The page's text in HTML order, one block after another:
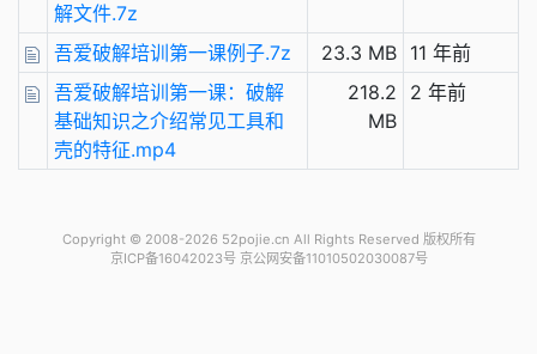
解文件.7z
吾爱破解培训第一课例子.7z 23.3 MB 11 年前
吾爱破解培训第一课：破解
基础知识之介绍常见工具和
壳的特征.mp4
218.2
MB
2 年前
Copyright © 2008-2026 52pojie.cn All Rights Reserved 版权所有
京ICP备16042023号 京公网安备11010502030087号